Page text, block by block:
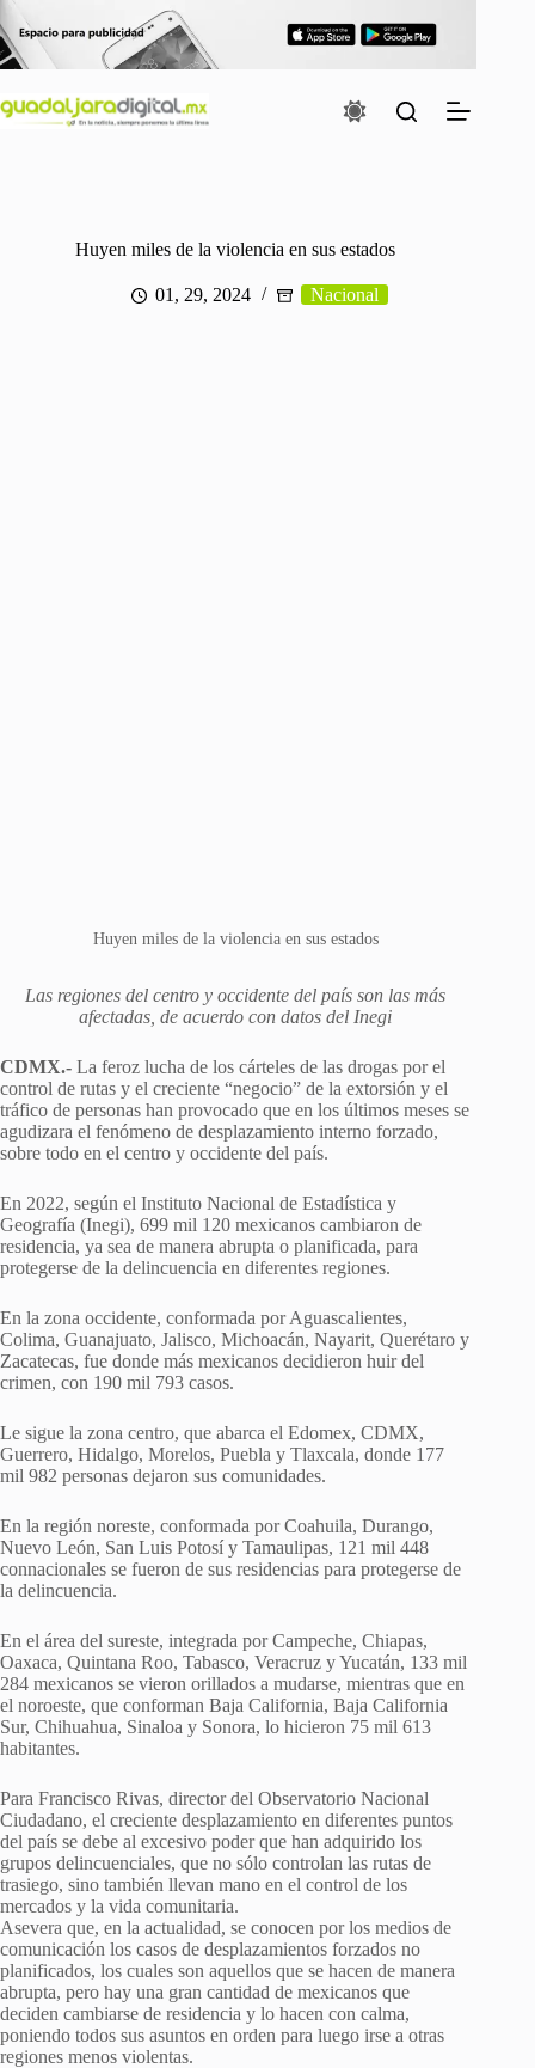
al
contenido
Huyen miles de la violencia en sus estados
01, 29, 2024 Nacional
Huyen miles de la violencia en sus estados
Las regiones del centro y occidente del país son las más
afectadas, de acuerdo con datos del Inegi
CDMX.- La feroz lucha de los cárteles de las drogas por el
control de rutas y el creciente “negocio” de la extorsión y el
tráfico de personas han provocado que en los últimos meses se
agudizara el fenómeno de desplazamiento interno forzado,
sobre todo en el centro y occidente del país.
En 2022, según el Instituto Nacional de Estadística y
Geografía (Inegi), 699 mil 120 mexicanos cambiaron de
residencia, ya sea de manera abrupta o planificada, para
protegerse de la delincuencia en diferentes regiones.
En la zona occidente, conformada por Aguascalientes,
Colima, Guanajuato, Jalisco, Michoacán, Nayarit, Querétaro y
Zacatecas, fue donde más mexicanos decidieron huir del
crimen, con 190 mil 793 casos.
Le sigue la zona centro, que abarca el Edomex, CDMX,
Guerrero, Hidalgo, Morelos, Puebla y Tlaxcala, donde 177
mil 982 personas dejaron sus comunidades.
En la región noreste, conformada por Coahuila, Durango,
Nuevo León, San Luis Potosí y Tamaulipas, 121 mil 448
connacionales se fueron de sus residencias para protegerse de
la delincuencia.
En el área del sureste, integrada por Campeche, Chiapas,
Oaxaca, Quintana Roo, Tabasco, Veracruz y Yucatán, 133 mil
284 mexicanos se vieron orillados a mudarse, mientras que en
el noroeste, que conforman Baja California, Baja California
Sur, Chihuahua, Sinaloa y Sonora, lo hicieron 75 mil 613
habitantes.
Para Francisco Rivas, director del Observatorio Nacional
Ciudadano, el creciente desplazamiento en diferentes puntos
del país se debe al excesivo poder que han adquirido los
grupos delincuenciales, que no sólo controlan las rutas de
trasiego, sino también llevan mano en el control de los
mercados y la vida comunitaria.
Asevera que, en la actualidad, se conocen por los medios de
comunicación los casos de desplazamientos forzados no
planificados, los cuales son aquellos que se hacen de manera
abrupta, pero hay una gran cantidad de mexicanos que
deciden cambiarse de residencia y lo hacen con calma,
poniendo todos sus asuntos en orden para luego irse a otras
regiones menos violentas.